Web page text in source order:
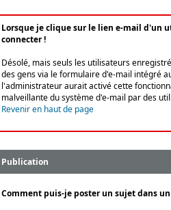
Lorsque je clique sur le lien e-mail d'un
connecter !
Désolé, mais seuls les utilisateurs
des gens via le formulaire d'e-mail intégré
l'administrateur aurait activé cette
malveillante du système d'e-mail par des
Revenir en haut de page
Publication
Comment puis-je poster un sujet dans